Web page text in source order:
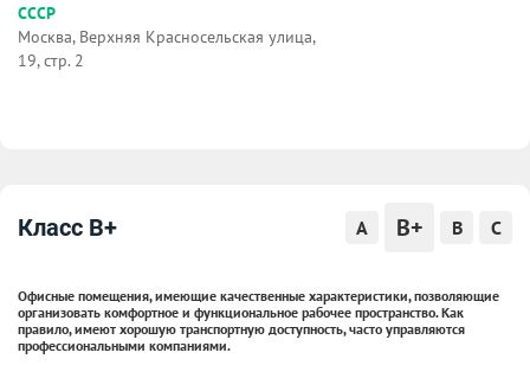
СССР
Москва, Верхняя Красносельская улица,
19, стр. 2
Класс B+ A B+ B C
Офисные помещения, имеющие качественные характеристики, позволяющие
организовать комфортное и функциональное рабочее пространство. Как
правило, имеют хорошую транспортную доступность, часто управляются
профессиональными компаниями.